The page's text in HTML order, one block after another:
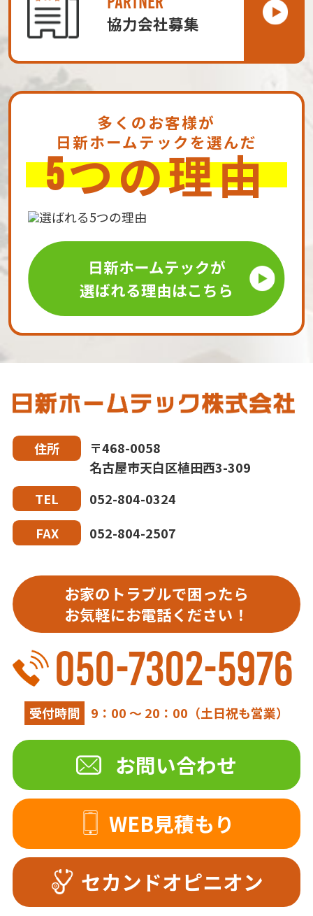
協力会社募集
多くのお客様が
日新ホームテックを選んだ
5つの理由
日新ホームテックが
選ばれる理由はこちら
住所
〒468-0058
名古屋市天白区植田西3-309
TEL
052-804-0324
FAX
052-804-2507
お家のトラブルで困ったら
お気軽にお電話ください！
050-7302-5976
受付時間 9：00 ～ 20：00（土日祝も営業）
お問い合わせ
WEB見積もり
セカンドオピニオン